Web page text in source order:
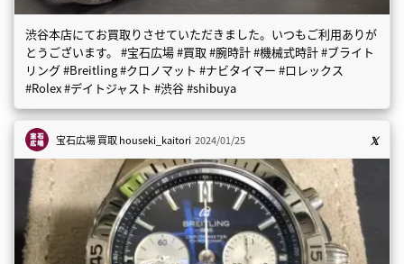
渋谷本店にてお買取りさせていただきました。いつもご利用ありが
とうございます。 #宝石広場 #買取 #腕時計 #機械式時計 #ブライト
リング #Breitling #クロノマット #ナビタイマー #ロレックス
#Rolex #デイトジャスト #渋谷 #shibuya
宝石広場 買取houseki_kaitori 2024/01/25